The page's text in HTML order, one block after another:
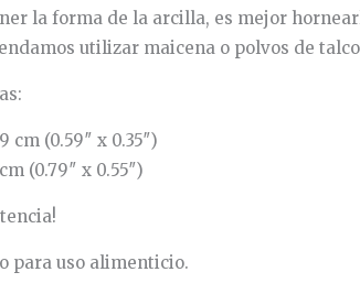
la forma de la arcilla, es mejor
utilizar maicena o polvos de
cm (0.59″ x 0.35″)
(0.79″ x 0.55″)
para uso alimenticio.